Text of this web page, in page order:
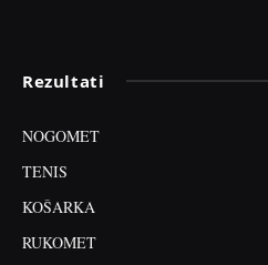
Rezultati
NOGOMET
TENIS
KOŠARKA
RUKOMET